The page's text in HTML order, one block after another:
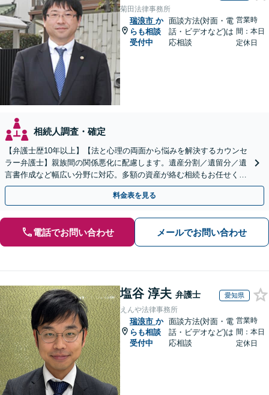
菊田法律事務所
瑞浪市 か
らも相談
受付中
面談方法(対面・電
話・ビデオなど)は
応相談
営業時
間：本日
定休日
相続人調査・確定
【弁護士歴10年以上】【法と心理の両面から悩みを解決するカウンセ
ラー弁護士】親族間の関係悪化に配慮します。遺産分割／遺留分／遺
言書作成など幅広い分野に対応。多額の資産が絡む相続もお任せくだ
さい。【夜間・休日の相談可能】【駐車場完備】
料金表を見る
電話でお問い合わせ メールでお問い合わせ
塩谷 淳夫 弁護士 愛知県
えんや法律事務所
瑞浪市 か
らも相談
受付中
面談方法(対面・電
話・ビデオなど)は
応相談
営業時
間：本日
定休日